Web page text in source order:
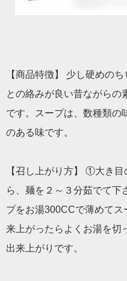
【商品特徴】 少し硬めの
との絡みが良い昔ながらの
です。スープは、数種類の
のある味です。
【召し上がり方】 ①大き
ら、麺を２～３分茹でて
プをお湯300CCで薄めて
来上がったらよくお湯を切
出来上がりです。